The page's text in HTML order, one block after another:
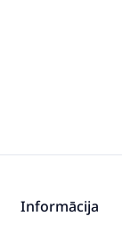
Informācija